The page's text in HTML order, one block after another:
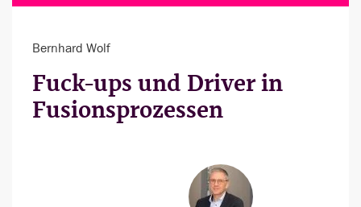
Bernhard Wolf
Fuck-ups und Driver in
Fusionsprozessen